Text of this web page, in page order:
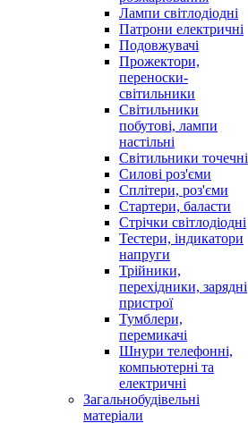
Лампи світлодіодні
Патрони електричні
Подовжувачі
Прожектори,
переноски-
світильники
Світильники
побутові, лампи
настільні
Світильники точечні
Силові роз'єми
Сплітери, роз'єми
Стартери, баласти
Стрічки світлодіодні
Тестери, індикатори
напруги
Трійники,
перехідники, зарядні
пристрої
Тумблери,
перемикачі
Шнури телефонні,
компьютерні та
електричні
Загальнобудівельні
матеріали